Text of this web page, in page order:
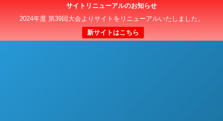
サイトリニューアルのお知らせ
2024年度 第39回大会よりサイトをリニューアルいたしました。
新サイトはこちら
日本クラブユースサッカー選手権（U-15）大会